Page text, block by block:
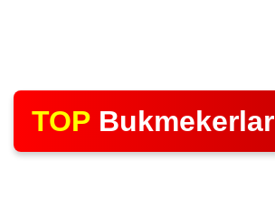
TOP Bukmekerlar